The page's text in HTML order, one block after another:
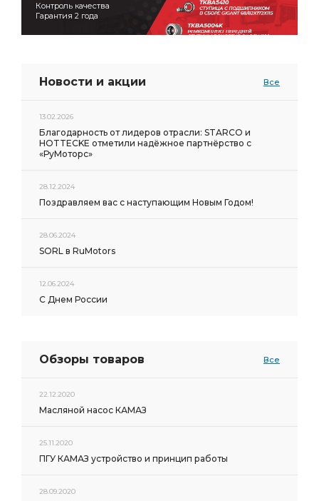
Контроль качества
Гарантия 2 года
Новости и акции Все
13.02.2026
Благодарность от лидеров отрасли: STARCO и
HOTTECKE отметили надёжное партнёрство с
«РуМоторс»
28.12.2024
Поздравляем вас с наступающим Новым Годом!
28.06.2024
SORL в RuMotors
12.06.2024
С Днем России
Обзоры товаров Все
22.12.2020
Масляной насос КАМАЗ
25.11.2020
ПГУ КАМАЗ устройство и принцип работы
28.09.2020